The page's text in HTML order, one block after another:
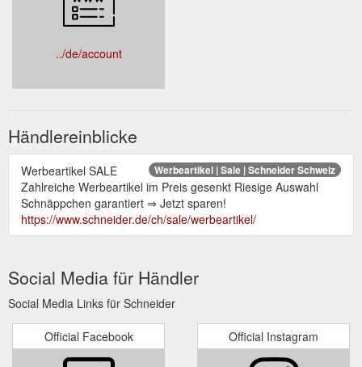
../de/account
Händlereinblicke
Werbeartikel | Sale | Schneider Schweiz
Werbeartikel SALE
Zahlreiche Werbeartikel im Preis gesenkt Riesige Auswahl
Schnäppchen garantiert ⇒ Jetzt sparen!
https://www.schneider.de/ch/sale/werbeartikel/
Social Media für Händler
Social Media Links für Schneider
Official Facebook Official Instagram